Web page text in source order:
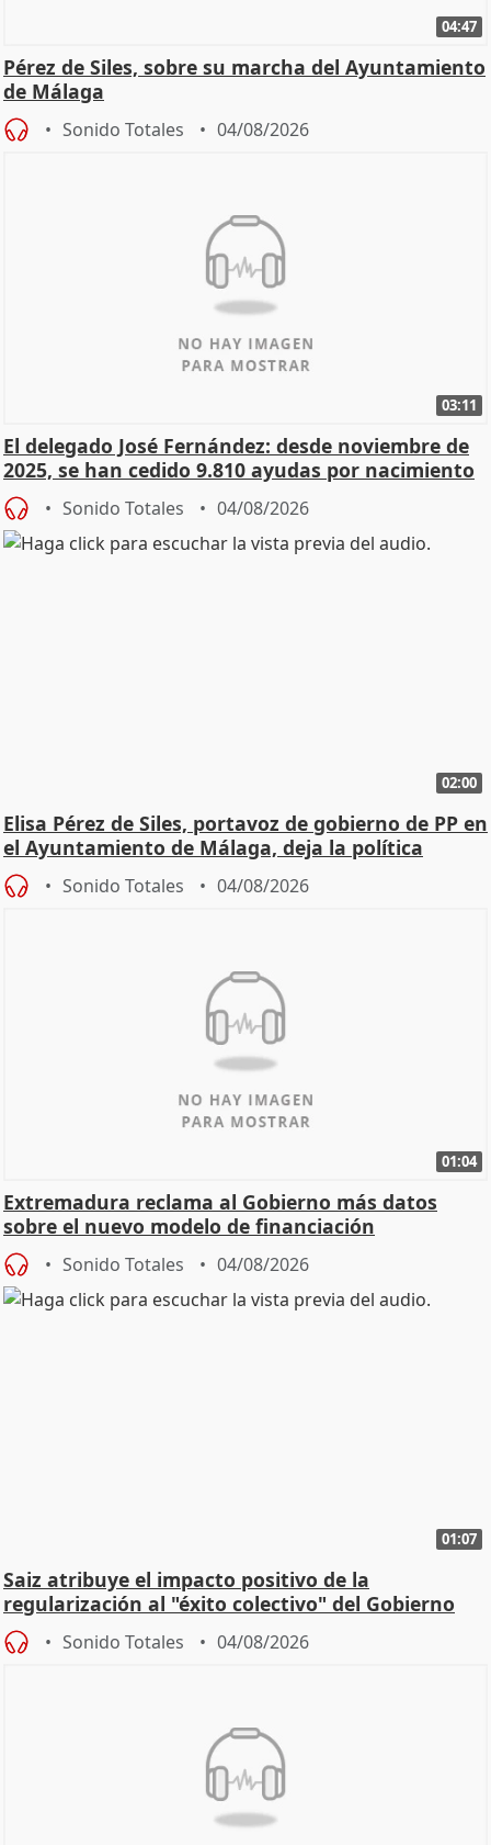
04:47
Pérez de Siles, sobre su marcha del Ayuntamiento
de Málaga
Sonido Totales 04/08/2026
03:11
El delegado José Fernández: desde noviembre de
2025, se han cedido 9.810 ayudas por nacimiento
Sonido Totales 04/08/2026
02:00
Elisa Pérez de Siles, portavoz de gobierno de PP en
el Ayuntamiento de Málaga, deja la política
Sonido Totales 04/08/2026
01:04
Extremadura reclama al Gobierno más datos
sobre el nuevo modelo de financiación
Sonido Totales 04/08/2026
01:07
Saiz atribuye el impacto positivo de la
regularización al "éxito colectivo" del Gobierno
Sonido Totales 04/08/2026